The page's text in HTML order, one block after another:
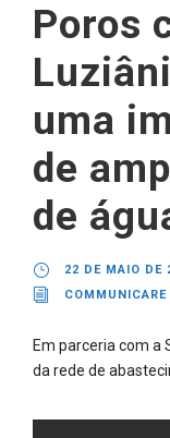
Poros
uma
de
de
22 DE MAIO DE
Em parceria com a
da rede de